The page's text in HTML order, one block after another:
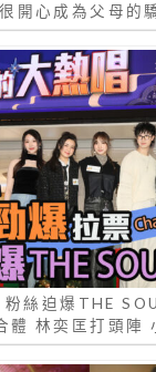
開心成為父母的
粉絲迫爆THE
體 林奕匡打頭陣